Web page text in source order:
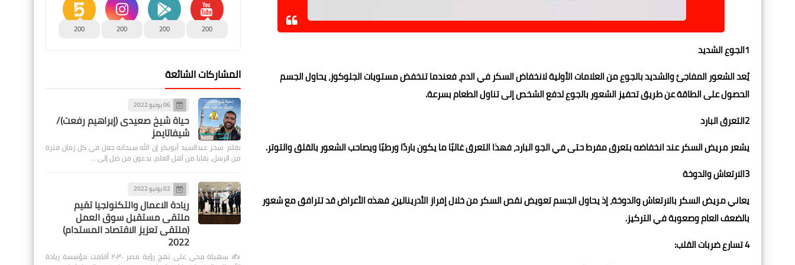
1الجوع الشديد
يُعد الشعور المفاجئ والشديد بالجوع من العلامات الأولية لانخفاض السكر في الدم، فعندما تنخفض مستويات الجلوكوز، يحاول الجسم
الحصول على الطاقة عن طريق تحفيز الشعور بالجوع لدفع الشخص إلى تناول الطعام بسرعة.
2التعرق البارد
يشعر مريض السكر عند انخفاضه بتعرق مفرط حتى في الجو البارد، فهذا التعرق غالبًا ما يكون باردًا ورطبًا ويصاحب الشعور بالقلق والتوتر.
3الارتعاش والدوخة
يعاني مريض السكر بالارتعاش والدوخة، إذ يحاول الجسم تعويض نقص السكر من خلال إفراز الأدرينالين، فهذه الأعراض قد تترافق مع شعور
بالضعف العام وصعوبة في التركيز.
4 تسارع ضربات القلب:
200
200
200
200
المشاركات الشائعة
06 يونيو 2022
حياة شيخ صعيدى (إبراهيم رفعت)/
شيفاتايمز
بقلم :سحر عبدالسيد أبوبكر إن الله سبحانه جعل في كل زمان فترة
من الرسل، بقايا من أهل العلم، يدعون من ضل إلى …
02 يونيو 2022
ريادة الاعمال والتكنولجيا تقيم
ملتقى مستقبل سوق العمل
(ملتقى تعزيز الاقتصاد المستدام)
2022
✍️ سهيلة محي على نهج رؤية مصر ٢٠٣٠ أقامت مؤسسة ريادة